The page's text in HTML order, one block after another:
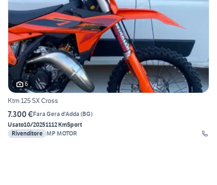
6
Ktm 125 SX Cross
7.300 €Fara Gera d'Adda (BG)
Usato10/20251112 KmSport
Rivenditore MP MOTOR